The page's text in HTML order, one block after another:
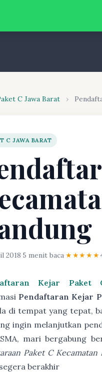
C Jawa Barat ›
C JAWA BARAT
2018·5 menit baca·★★★★★
Kejar Paket
Pendaftaran Kejar
di tempat yang tepat,
ingin melanjutkan
mari bergabung
Paket C
berakhir